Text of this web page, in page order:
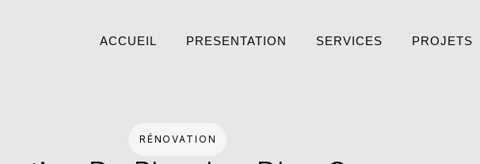
ACCUEIL
PRESENTATION
SERVICES
PROJETS
RÉNOVATION